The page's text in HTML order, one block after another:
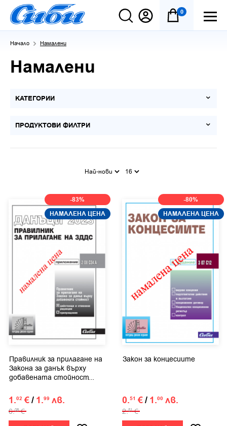
0
Начало Намалени
Намалени
КАТЕГОРИИ
ПРОДУКТОВИ ФИЛТРИ
Най-нови 16
-83%
НАМАЛЕНА ЦЕНА
Правилник за прилагане на
Закона за данък върху
добавената стойност...
1.02 €/ 1.99 лв.
6.08 €
-80%
НАМАЛЕНА ЦЕНА
Закон за концесиите
0.51 €/ 1.00 лв.
2.51 €